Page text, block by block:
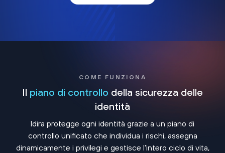
COME FUNZIONA
Il piano di controllo della sicurezza delle
identità
Idira protegge ogni identità grazie a un piano di
controllo unificato che individua i rischi, assegna
dinamicamente i privilegi e gestisce l'intero ciclo di vita,